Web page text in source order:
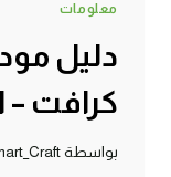
معلومات
دليل
كرافت –
بواسطة